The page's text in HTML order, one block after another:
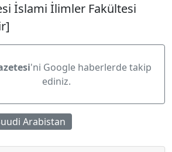
İslami İlimler Fakültesi
'ni Google haberlerde takip
ediniz.
Arabistan